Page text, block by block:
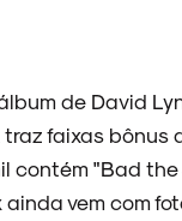
de David
traz faixas bônus
contém "Bad the
ainda vem com